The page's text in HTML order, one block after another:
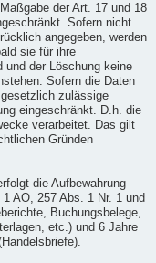
der Art. 17 und 18
Sofern nicht
angegeben, werden
sie für ihre
und der Löschung keine
Sofern die Daten
zulässige
eingeschränkt. D.h. die
verarbeitet. Das gilt
Gründen
die Aufbewahrung
AO, 257 Abs. 1 Nr. 1 und
Buchungsbelege,
etc.) und 6 Jahre